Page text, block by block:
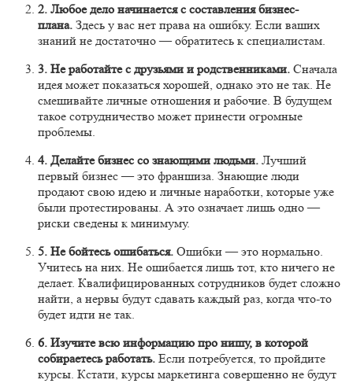
2. Любое дело начинается с составления бизнес-
плана. Здесь у вас нет права на ошибку. Если ваших
знаний не достаточно — обратитесь к специалистам.
3. Не работайте с друзьями и родственниками. Сначала
идея может показаться хорошей, однако это не так. Не
смешивайте личные отношения и рабочие. В будущем
такое сотрудничество может принести огромные
проблемы.
4. Делайте бизнес со знающими людьми. Лучший
первый бизнес — это франшиза. Знающие люди
продают свою идею и личные наработки, которые уже
были протестированы. А это означает лишь одно —
риски сведены к минимуму.
5. Не бойтесь ошибаться. Ошибки — это нормально.
Учитесь на них. Не ошибается лишь тот, кто ничего не
делает. Квалифицированных сотрудников будет сложно
найти, а нервы будут сдавать каждый раз, когда что-то
будет идти не так.
6. Изучите всю информацию про нишу, в которой
собираетесь работать. Если потребуется, то пройдите
курсы. Кстати, курсы маркетинга совершенно не будут